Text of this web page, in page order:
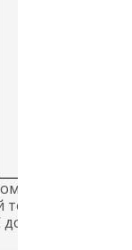
от 0
точности. Для
добавить 0.005